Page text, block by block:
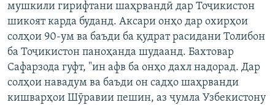
мушкили гирифтани шаҳрвандӣ дар Тоҷикистон
шикоят карда буданд. Аксари онҳо дар охирҳои
солҳои 90-ум ва баъди ба қудрат расидани Толибон
ба Тоҷикистон паноҳанда шудаанд. Бахтовар
Сафарзода гуфт, "ин афв ба онҳо дахл надорад. Дар
солҳои навадум ва баъди он садҳо шаҳрванди
кишварҳои Шӯравии пешин, аз ҷумла Узбекистону